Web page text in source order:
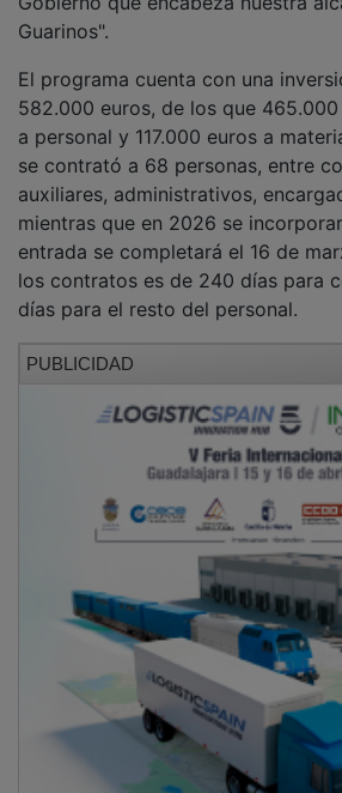
Guarinos".
582.000 euros, de los que 465.000
a personal y 117.000 euros a
se contrató a 68 personas, entre
auxiliares, administrativos,
mientras que en 2026 se
entrada se completará el 16 de
los contratos es de 240 días para
días para el resto del personal.